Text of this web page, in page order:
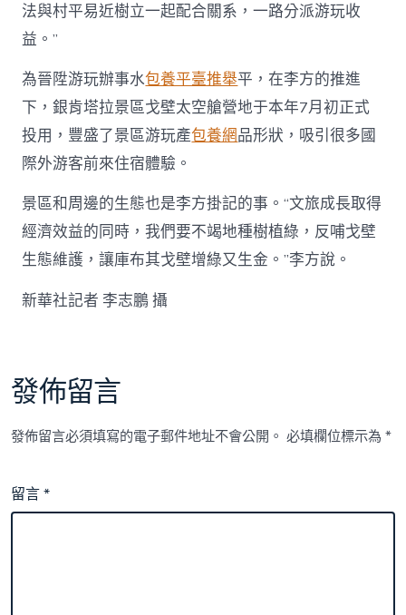
法與村平易近樹立一起配合關系，一路分派游玩收
益。”
為晉陞游玩辦事水包養平臺推舉平，在李方的推進
下，銀肯塔拉景區戈壁太空艙營地于本年7月初正式
投用，豐盛了景區游玩產包養網品形狀，吸引很多國
際外游客前來住宿體驗。
景區和周邊的生態也是李方掛記的事。“文旅成長取得
經濟效益的同時，我們要不竭地種樹植綠，反哺戈壁
生態維護，讓庫布其戈壁增綠又生金。”李方說。
新華社記者 李志鵬 攝
發佈留言
發佈留言必須填寫的電子郵件地址不會公開。 必填欄位標示為*
留言*